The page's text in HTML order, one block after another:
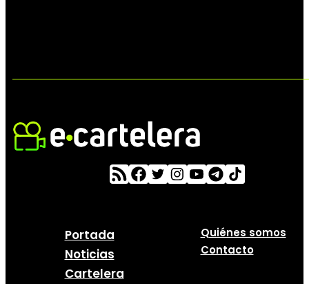
Portada
Noticias
Cartelera
Quiénes somos
Contacto